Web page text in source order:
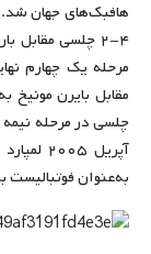
۴-۲ چلسی
مرحله یک چهارم
چلسی در مرحله
آپریل
به‌عنوان